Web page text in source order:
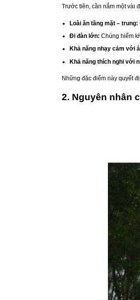
Trước tiên, cần nắm một vài
Loài ăn tầng mặt – trung:
Đi đàn lớn: Chúng hiếm
Khả năng nhạy cảm với
Khả năng thích nghi với
Những đặc điểm này quyết
2. Nguyên nhân